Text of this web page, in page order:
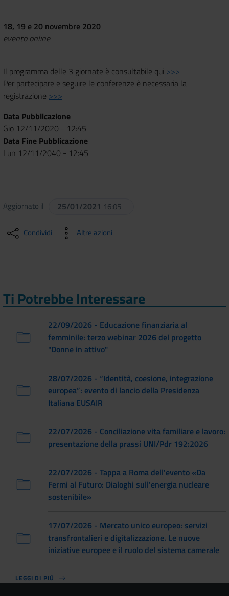
18, 19 e 20 novembre 2020
evento online
Il programma delle 3 giornate è consultabile qui >>>
Per partecipare e seguire le conferenze è necessaria la
registrazione >>>
Data Pubblicazione
Gio 12/11/2020 - 12:45
Data Fine Pubblicazione
Lun 12/11/2040 - 12:45
Aggiornato il 25/01/2021 16:05
Condividi Altre azioni
Ti Potrebbe Interessare
22/09/2026 - Educazione finanziaria al
femminile: terzo webinar 2026 del progetto
"Donne in attivo"
28/07/2026 - “Identità, coesione, integrazione
europea”: evento di lancio della Presidenza
Italiana EUSAIR
22/07/2026 - Conciliazione vita familiare e lavoro:
presentazione della prassi UNI/Pdr 192:2026
22/07/2026 - Tappa a Roma dell'evento «Da
Fermi al Futuro: Dialoghi sull'energia nucleare
sostenibile»
17/07/2026 - Mercato unico europeo: servizi
transfrontalieri e digitalizzazione. Le nuove
iniziative europee e il ruolo del sistema camerale
LEGGI DI PIÙ